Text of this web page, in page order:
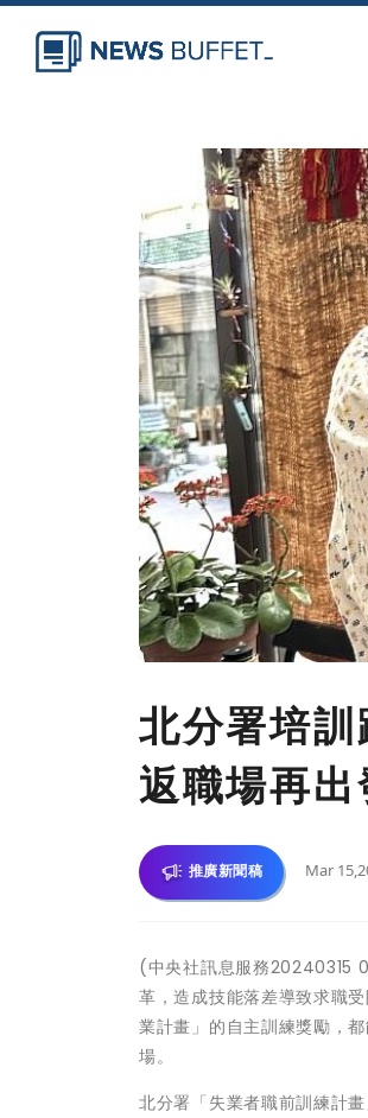
北分署培
返職場再出
推廣新聞稿 Mar
(中央社訊息服務20240315
革，造成技能落差導致求職
業計畫」的自主訓練獎勵，
場。
北分署「失業者職前訓練計